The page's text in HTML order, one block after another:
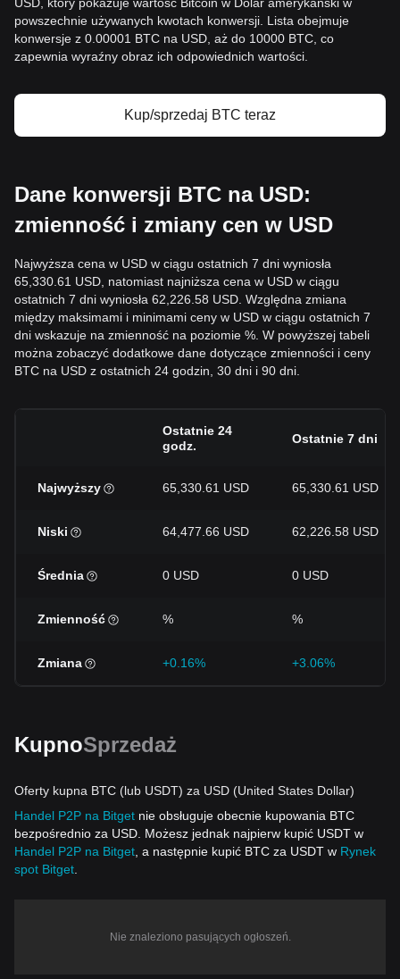
powszechnie używanych kwotach konwersji. Lista obejmuje
konwersje z 0.00001 BTC na USD, aż do 10000 BTC, co
zapewnia wyraźny obraz ich odpowiednich wartości.
Kup/sprzedaj BTC teraz
Dane konwersji BTC na USD:
zmienność i zmiany cen w USD
Najwyższa cena w USD w ciągu ostatnich 7 dni wyniosła
65,330.61 USD, natomiast najniższa cena w USD w ciągu
ostatnich 7 dni wyniosła 62,226.58 USD. Względna zmiana
między maksimami i minimami ceny w USD w ciągu ostatnich 7
dni wskazuje na zmienność na poziomie %. W powyższej tabeli
można zobaczyć dodatkowe dane dotyczące zmienności i ceny
BTC na USD z ostatnich 24 godzin, 30 dni i 90 dni.
Ostatnie 24
godz.
Ostatnie 7 dni
Najwyższy 65,330.61 USD 65,330.61 USD
Niski 64,477.66 USD 62,226.58 USD
Średnia 0 USD 0 USD
Zmienność % %
Zmiana +0.16% +3.06%
KupnoSprzedaż
Oferty kupna BTC (lub USDT) za USD (United States Dollar)
Handel P2P na Bitget nie obsługuje obecnie kupowania BTC
bezpośrednio za USD. Możesz jednak najpierw kupić USDT w
Handel P2P na Bitget , a następnie kupić BTC za USDT w Rynek
spot Bitget
Nie znaleziono pasujących ogłoszeń.